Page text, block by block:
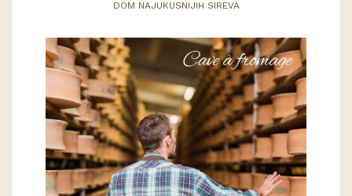
DOM NAJUKUSNIJIH SIREVA